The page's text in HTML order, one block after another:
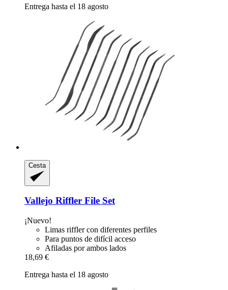
Entrega hasta el 18 agosto
Cesta
Vallejo Riffler File Set
¡Nuevo!
Limas riffler con diferentes perfiles
Para puntos de difícil acceso
Afiladas por ambos lados
18,69 €
Entrega hasta el 18 agosto